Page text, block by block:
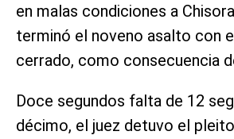
en malas condiciones a
terminó el noveno asalto con
cerrado, como consecuencia
Doce segundos falta de 12
décimo, el juez detuvo el